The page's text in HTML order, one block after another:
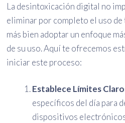
La desintoxicación digital no
eliminar por completo el uso
más bien adoptar un enfoque
de su uso. Aquí te ofrecemos
iniciar este proceso:
Establece Límites
específicos del día para
dispositivos